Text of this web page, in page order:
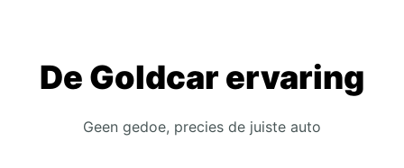
De Goldcar ervaring
Geen gedoe, precies de juiste auto